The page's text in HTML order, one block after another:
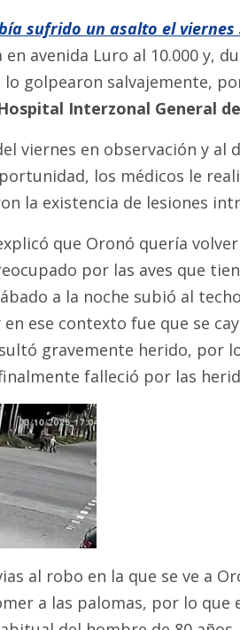
sufrido un asalto el viernes
avenida Luro al 10.000 y,
golpearon salvajemente,
Interzonal General
viernes en observación y al
los médicos le
la existencia de lesiones
que Oronó quería
por las aves que
a la noche subió al
ese contexto fue que se
gravemente herido, por
falleció por las
al robo en la que se ve a
a las palomas, por lo que